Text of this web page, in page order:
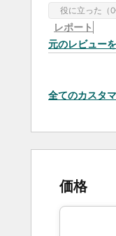
役に立った（0
レポート
元のレビュー
全てのカスタ
価格